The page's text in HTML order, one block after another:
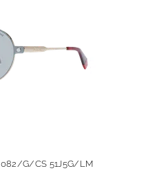
G/CS 51J5G/LM